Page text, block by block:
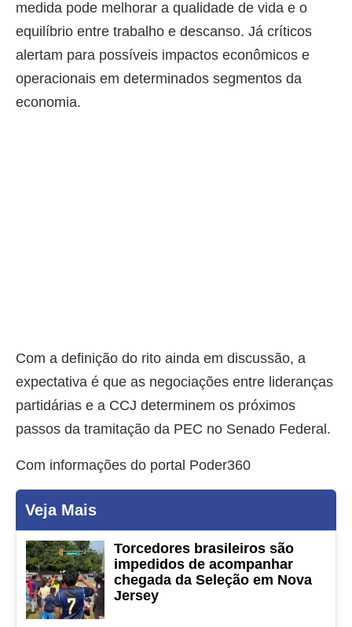
medida pode melhorar a qualidade de vida e o
equilíbrio entre trabalho e descanso. Já críticos
alertam para possíveis impactos econômicos e
operacionais em determinados segmentos da
economia.
Com a definição do rito ainda em discussão, a
expectativa é que as negociações entre lideranças
partidárias e a CCJ determinem os próximos
passos da tramitação da PEC no Senado Federal.
Com informações do portal Poder360
Veja Mais
Torcedores brasileiros são
impedidos de acompanhar
chegada da Seleção em Nova
Jersey